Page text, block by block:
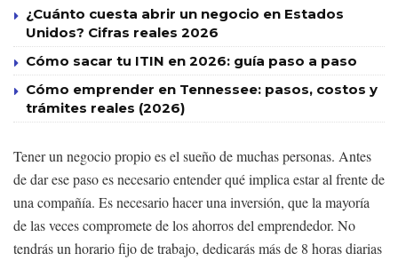
¿Cuánto cuesta abrir un negocio en Estados
Unidos? Cifras reales 2026
Cómo sacar tu ITIN en 2026: guía paso a paso
Cómo emprender en Tennessee: pasos, costos y
trámites reales (2026)
Tener un negocio propio es el sueño de muchas personas. Antes
de dar ese paso es necesario entender qué implica estar al frente de
una compañía. Es necesario hacer una inversión, que la mayoría
de las veces compromete de los ahorros del emprendedor. No
tendrás un horario fijo de trabajo, dedicarás más de 8 horas diarias